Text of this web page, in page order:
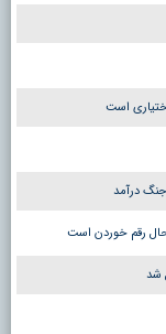
است
درآمد
حال رقم خوردن است